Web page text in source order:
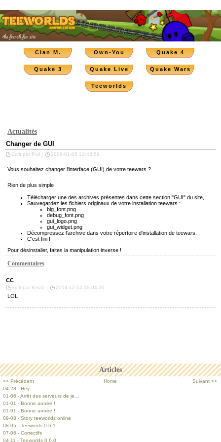
Clan M. Own-You Quake 4
Quake 3 Quake Live Quake Wars
Teeworlds
Articles
<< Précédent Home
Suivant >>
04-28 - Hey
01-06 - Arrêt des serveurs de je...
01-01 - Bonne année !
01-01 - Bonne année !
09-08 - Story teeworlds online
08-05 - Teewords 0.6.1
07-06 - Correctifs
04-11 - Teeworlds 0.6.0
Actualités
Changer de GUI
Ecrit par Poil | 2008-01-05 12:43:59
Vous souhaitez changer l'interface (GUI) de votre teewars ?
Rien de plus simple :
Télécharger une des archives présentes dans cette section "GUI" du site,
Sauvegardez les fichiers originaux de votre installation teewars :
big_font.png
debug_font.png
gui_logo.png
gui_widget.png
Décompressez l'archive dans votre répertoire d'installation de teewars.
C'est fini !
Pour désinstaller, faites la manipulation inverse !
Commentaires
CC
Ecrit par KeiZe | 2014-12-14 18:04:36
LOL